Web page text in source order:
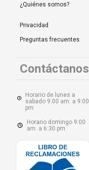
¿Quiénes somos?
Privacidad
Preguntas frecuentes
Contáctanos
Horario de lunes a
sabado 9:00 am. a 9:00
pm
Horario domingo 9:00
am. a 6:30 pm